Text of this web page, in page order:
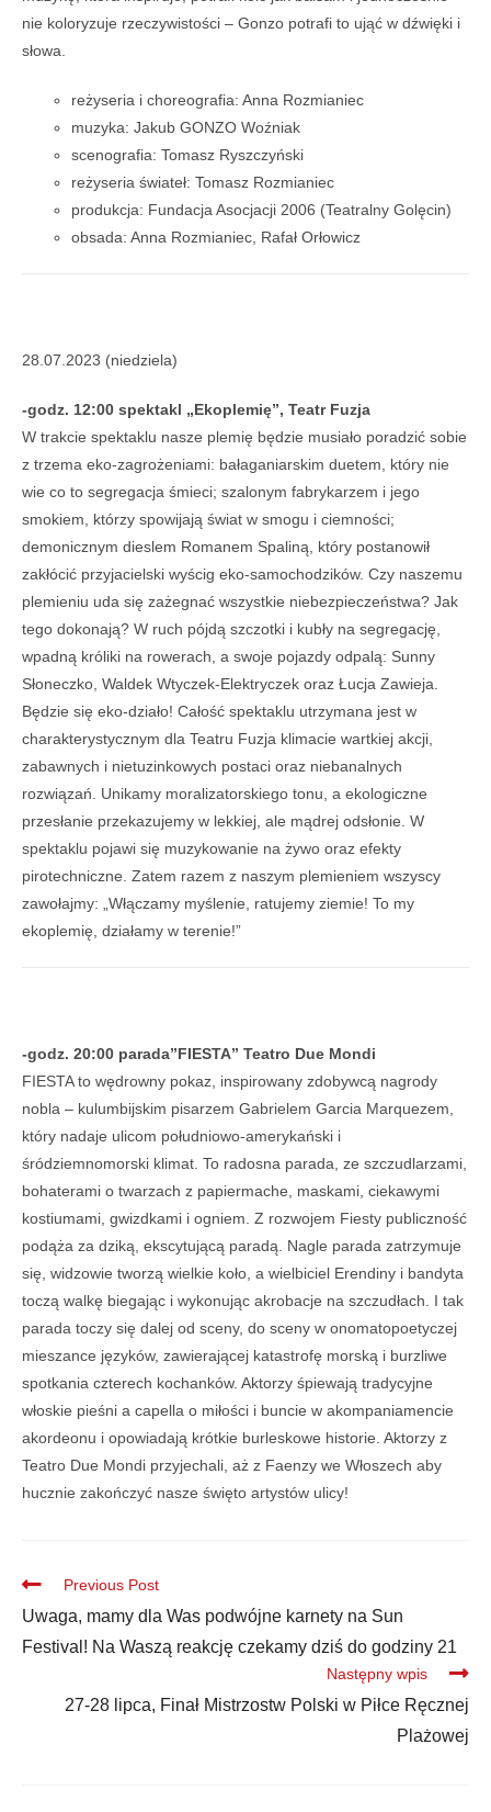
nie koloryzuje rzeczywistości – Gonzo potrafi to ująć w dźwięki i
słowa.
reżyseria i choreografia: Anna Rozmianiec
muzyka: Jakub GONZO Woźniak
scenografia: Tomasz Ryszczyński
reżyseria świateł: Tomasz Rozmianiec
produkcja: Fundacja Asocjacji 2006 (Teatralny Golęcin)
obsada: Anna Rozmianiec, Rafał Orłowicz
28.07.2023 (niedziela)
-godz. 12:00 spektakl „Ekoplemię”, Teatr Fuzja
W trakcie spektaklu nasze plemię będzie musiało poradzić sobie
z trzema eko-zagrożeniami: bałaganiarskim duetem, który nie
wie co to segregacja śmieci; szalonym fabrykarzem i jego
smokiem, którzy spowijają świat w smogu i ciemności;
demonicznym dieslem Romanem Spaliną, który postanowił
zakłócić przyjacielski wyścig eko-samochodzików. Czy naszemu
plemieniu uda się zażegnać wszystkie niebezpieczeństwa? Jak
tego dokonają? W ruch pójdą szczotki i kubły na segregację,
wpadną króliki na rowerach, a swoje pojazdy odpalą: Sunny
Słoneczko, Waldek Wtyczek-Elektryczek oraz Łucja Zawieja.
Będzie się eko-działo! Całość spektaklu utrzymana jest w
charakterystycznym dla Teatru Fuzja klimacie wartkiej akcji,
zabawnych i nietuzinkowych postaci oraz niebanalnych
rozwiązań. Unikamy moralizatorskiego tonu, a ekologiczne
przesłanie przekazujemy w lekkiej, ale mądrej odsłonie. W
spektaklu pojawi się muzykowanie na żywo oraz efekty
pirotechniczne. Zatem razem z naszym plemieniem wszyscy
zawołajmy: „Włączamy myślenie, ratujemy ziemie! To my
ekoplemię, działamy w terenie!”
-godz. 20:00 parada”FIESTA” Teatro Due Mondi
FIESTA to wędrowny pokaz, inspirowany zdobywcą nagrody
nobla – kulumbijskim pisarzem Gabrielem Garcia Marquezem,
który nadaje ulicom południowo-amerykański i
śródziemnomorski klimat. To radosna parada, ze szczudlarzami,
bohaterami o twarzach z papiermache, maskami, ciekawymi
kostiumami, gwizdkami i ogniem. Z rozwojem Fiesty publiczność
podąża za dziką, ekscytującą paradą. Nagle parada zatrzymuje
się, widzowie tworzą wielkie koło, a wielbiciel Erendiny i bandyta
toczą walkę biegając i wykonując akrobacje na szczudłach. I tak
parada toczy się dalej od sceny, do sceny w onomatopoetyczej
mieszance języków, zawierającej katastrofę morską i burzliwe
spotkania czterech kochanków. Aktorzy śpiewają tradycyjne
włoskie pieśni a capella o miłości i buncie w akompaniamencie
akordeonu i opowiadają krótkie burleskowe historie. Aktorzy z
Teatro Due Mondi przyjechali, aż z Faenzy we Włoszech aby
hucznie zakończyć nasze święto artystów ulicy!
Previous Post
Uwaga, mamy dla Was podwójne karnety na Sun
Festival! Na Waszą reakcję czekamy dziś do godziny 21
Następny wpis
27-28 lipca, Finał Mistrzostw Polski w Piłce Ręcznej
Plażowej